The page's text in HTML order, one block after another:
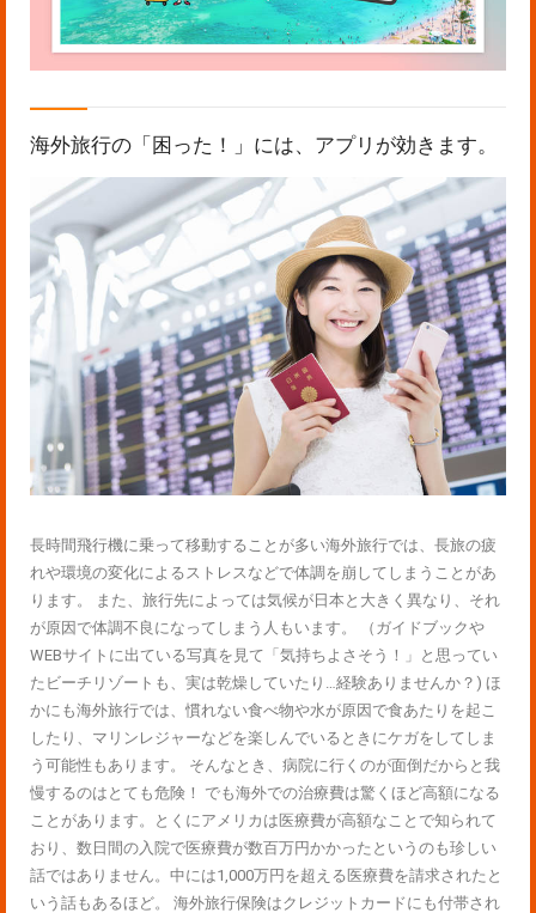
海外旅行の「困った！」には、アプリが効きます。
長時間飛行機に乗って移動することが多い海外旅行では、長旅の疲
れや環境の変化によるストレスなどで体調を崩してしまうことがあ
ります。 また、旅行先によっては気候が日本と大きく異なり、それ
が原因で体調不良になってしまう人もいます。 （ガイドブックや
WEBサイトに出ている写真を見て「気持ちよさそう！」と思ってい
たビーチリゾートも、実は乾燥していたり…経験ありませんか？) ほ
かにも海外旅行では、慣れない食べ物や水が原因で食あたりを起こ
したり、マリンレジャーなどを楽しんでいるときにケガをしてしま
う可能性もあります。 そんなとき、病院に行くのが面倒だからと我
慢するのはとても危険！ でも海外での治療費は驚くほど高額になる
ことがあります。とくにアメリカは医療費が高額なことで知られて
おり、数日間の入院で医療費が数百万円かかったというのも珍しい
話ではありません。中には1,000万円を超える医療費を請求されたと
いう話もあるほど。 海外旅行保険はクレジットカードにも付帯され